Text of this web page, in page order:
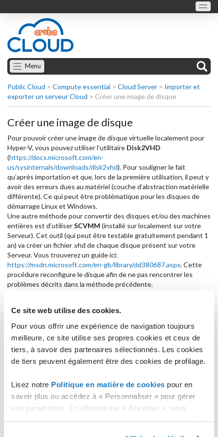
Ce site web utilise des cookies.
Pour vous offrir une expérience de navigation toujours
meilleure, ce site utilise ses propres cookies et ceux de
tiers, à savoir des partenaires sélectionnés. Les cookies
de tiers peuvent également être des cookies de profilage.
Lisez notre Politique en matière de cookies pour en
savoir plus ou accédez à « Personnaliser » pour gérer
vos paramètres. En cliquant sur « Accepter », vous
consentez au stockage de cookies sur votre appareil. En
Menu
Public Cloud > Compute essential > Cloud Server > Importer et
exporter un serveur Cloud > Créer une image de disque
Créer une image de disque
Pour pouvoir créer une image de disque virtuelle localement pour
Hyper-V, vous pouvez utiliser l’utilitaire Disk2VHD
(https://docs.microsoft.com/en-
us/sysinternals/downloads/disk2vhd). Pour souligner le fait
qu’après importation et que, lors de la première utilisation, il peut y
avoir des erreurs dues au matériel (couche d’abstraction matérielle
différente). Ce qui peut être problématique pour les disques de
démarrage Linux et Windows.
Une autre méthode pour convertir des disques et/ou des machines
entières est d’utiliserSCVMM (installé sur localement sur votre
Serveur). Cet outil (qui peut être testable gratuitement pendant 1
an) va créer un fichier .vhd de chaque disque présent sur votre
Serveur. Vous trouverez un guide ici:
https://msdn.microsoft.com/en-gb/library/dd380687.aspx. Cette
procédure reconfigure le disque afin de ne pas rencontrer les
problèmes décrits dans la méthode précédente.
le poste de travail et sélectionnez « gérer », puis allez sur « gestion
des disques » et sélectionnez "Créer VHD" ou "Connecter VHD".
Avec ces deux options, il devient possible de créer, d’éditer et/ou
de configurer un disque VHD directement depuis votre Serveur
local.
Converterest un outil fourni par VMware (vous pouvez même
effectuer des conversions pour différents hyperviseurs). D’autres
outils plus simples sont aussi fourni par VMware, tels que VMware
Workstation, VMware Server et VMware Fusion, les fichiers .vmdk
peuvent aussi être gérés à l’aide de VMware Player.